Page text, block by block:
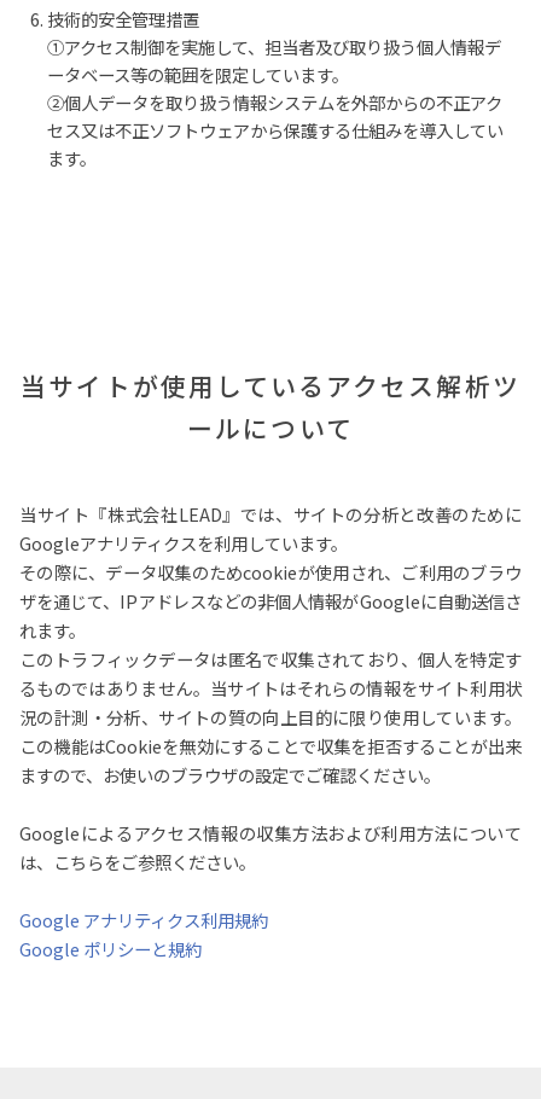
技術的安全管理措置
①アクセス制御を実施して、担当者及び取り扱う個人情報デ
ータベース等の範囲を限定しています。
②個人データを取り扱う情報システムを外部からの不正アク
セス又は不正ソフトウェアから保護する仕組みを導入してい
ます。
当サイトが使用しているアクセス解析ツ
ールについて
当サイト『株式会社LEAD』では、サイトの分析と改善のために
Googleアナリティクスを利用しています。
その際に、データ収集のためcookieが使用され、ご利用のブラウ
ザを通じて、IPアドレスなどの非個人情報がGoogleに自動送信さ
れます。
このトラフィックデータは匿名で収集されており、個人を特定す
るものではありません。当サイトはそれらの情報をサイト利用状
況の計測・分析、サイトの質の向上目的に限り使用しています。
この機能はCookieを無効にすることで収集を拒否することが出来
ますので、お使いのブラウザの設定でご確認ください。
Googleによるアクセス情報の収集方法および利用方法について
は、こちらをご参照ください。
Google アナリティクス利用規約
Google ポリシーと規約